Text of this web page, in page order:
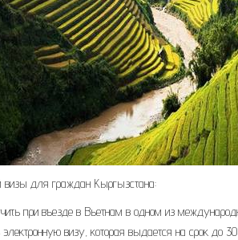
визы для граждан Кыргызстана:
при въезде в Вьетнам в одном из
визу, которая выдается на срок до